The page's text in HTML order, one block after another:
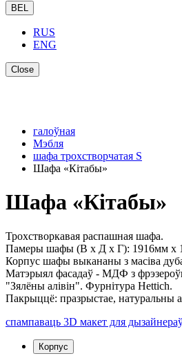
BEL
RUS
ENG
Close
галоўная
Мэбля
шафа трохстворчатая S
Шафа «Кітабы»
Шафа «Кітабы»
Трохстворкавая распашная шафа.
Памеры шафы (В x Д x Г): 1916мм x
Корпус шафы выкананы з масіва
Матэрыял фасадаў - МДФ з
"Зялёны алівін". Фурнітура Hettich.
Пакрыццё: празрыстае, натуральны
спампаваць 3D макет для
Корпус